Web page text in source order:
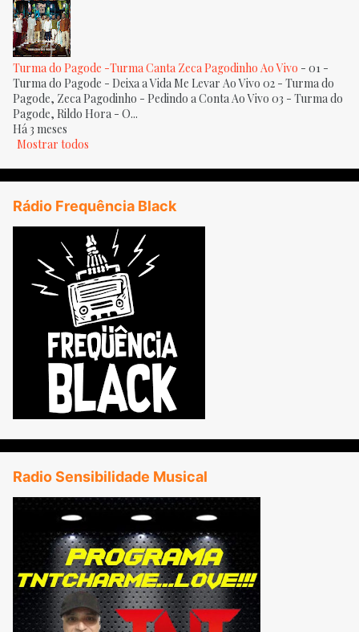
Turma do Pagode -Turma Canta Zeca Pagodinho Ao Vivo - 01 -
Turma do Pagode - Deixa a Vida Me Levar Ao Vivo 02 - Turma do
Pagode, Zeca Pagodinho - Pedindo a Conta Ao Vivo 03 - Turma do
Pagode, Rildo Hora - O...
Há 3 meses
Mostrar todos
Rádio Frequência Black
Radio Sensibilidade Musical